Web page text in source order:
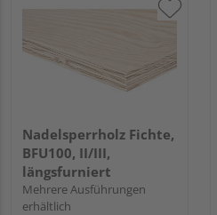
Nadelsperrholz Fichte,
BFU100, II/III,
längsfurniert
Mehrere Ausführungen
erhältlich